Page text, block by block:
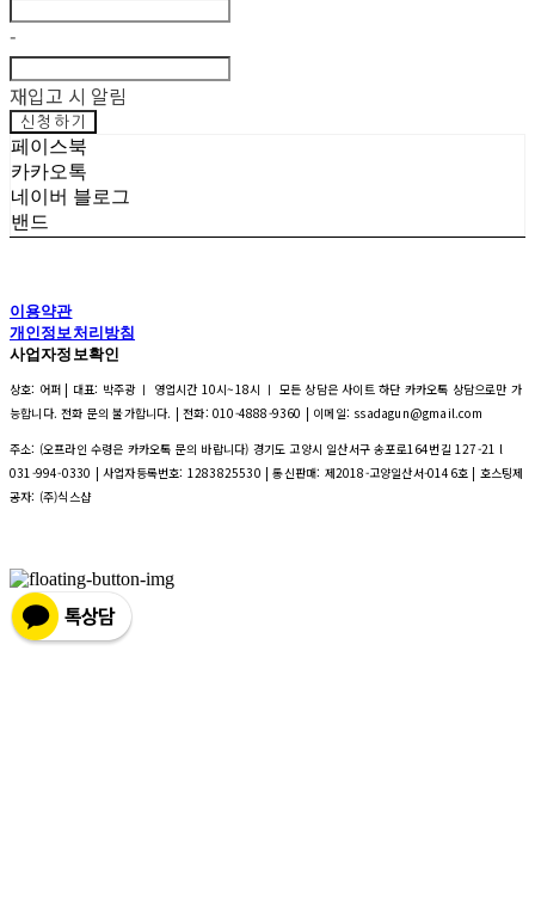
-
재입고 시 알림
신청하기
페이스북
카카오톡
네이버 블로그
밴드
이용약관
개인정보처리방침
사업자정보확인
상호: 어퍼 | 대표: 박주광 ㅣ 영업시간 10시~18시 ㅣ 모든 상담은 사이트 하단 카카오톡 상담으로만 가
능합니다. 전화 문의 불가합니다. | 전화: 010-4888-9360 | 이메일: ssadagun@gmail.com
주소: (오프라인 수령은 카카오톡 문의 바랍니다) 경기도 고양시 일산서구 송포로164번길 127-21 l
031-994-0330 | 사업자등록번호: 1283825530 | 통신판매: 제2018-고양일산서-0146호 | 호스팅제
공자: (주)식스샵